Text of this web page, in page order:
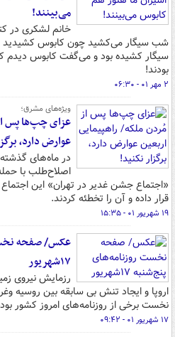
می‌بینند!
خانم لشکری در
شب سیگار می‌کشید چون کابوس کشیدید
سیگار کشیده بود و می‌گفت کابوس دیدم
بودند!
۲ مهر ۰۱ - ۰۶:۳۰
ویژه‌های مشرق؛
عزای چپ‌ها پس
عوارض دارد،
در ماه‌های
اصلاح‌طلب با
«اجتماع جشن غدیر در تهران» این
قرار داده و آن را تخطئه کردند.
۱۹ شهریور ۰۱ - ۱۵:۳۵
عکس/ صفحه
۱۷شهریور
رزمایش نیروی
اروپا و ایجاد تنش بی سابقه بین روسیه
نخست برخی از روزنامه‌های امروز کشور
۱۷ شهریور ۰۱ - ۰۹:۴۲